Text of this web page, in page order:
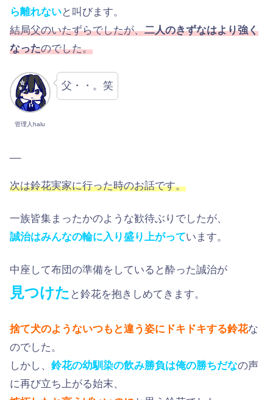
ら離れないと叫びます。
結局父のいたずらでしたが、二人のきずなはより強く
なったのでした。
管理人halu
父・・。笑
次は鈴花実家に行った時のお話です。
一族皆集まったかのような歓待ぶりでしたが、
誠治はみんなの輪に入り盛り上がっています。
中座して布団の準備をしていると酔った誠治が
見つけた と鈴花を抱きしめてきます。
捨て犬のようないつもと違う姿にドキドキする鈴花な
のでした。
しかし、 鈴花の幼馴染の飲み勝負は俺の勝ちだなの声
に再び立ち上がる始末、